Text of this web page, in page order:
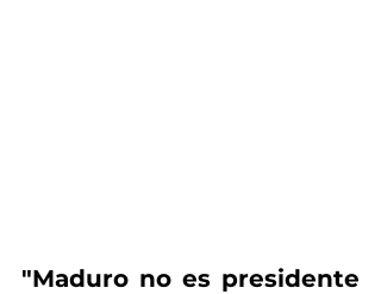
"Maduro no es presidente